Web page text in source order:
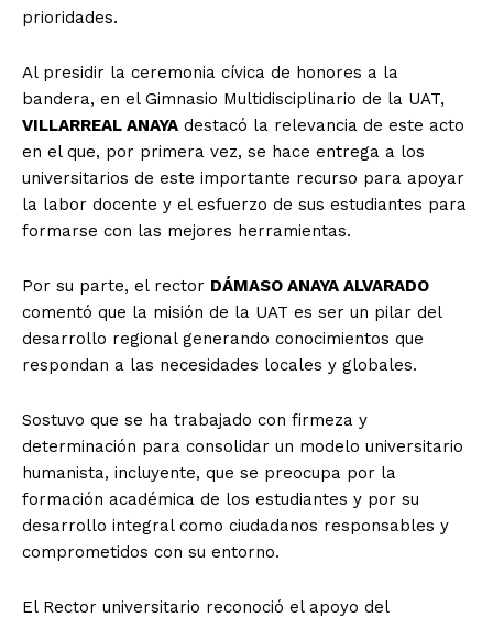
prioridades.
Al presidir la ceremonia cívica de honores a la
bandera, en el Gimnasio Multidisciplinario de la UAT,
VILLARREAL ANAYA destacó la relevancia de este acto
en el que, por primera vez, se hace entrega a los
universitarios de este importante recurso para apoyar
la labor docente y el esfuerzo de sus estudiantes para
formarse con las mejores herramientas.
Por su parte, el rector DÁMASO ANAYA ALVARADO
comentó que la misión de la UAT es ser un pilar del
desarrollo regional generando conocimientos que
respondan a las necesidades locales y globales.
Sostuvo que se ha trabajado con firmeza y
determinación para consolidar un modelo universitario
humanista, incluyente, que se preocupa por la
formación académica de los estudiantes y por su
desarrollo integral como ciudadanos responsables y
comprometidos con su entorno.
El Rector universitario reconoció el apoyo del